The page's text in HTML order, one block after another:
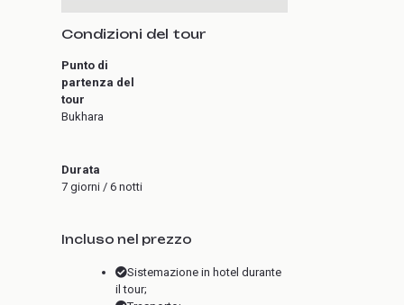
Condizioni del tour
Punto di
partenza del
tour
Bukhara
Durata
7 giorni / 6 notti
Incluso nel prezzo
Sistemazione in hotel durante
il tour;